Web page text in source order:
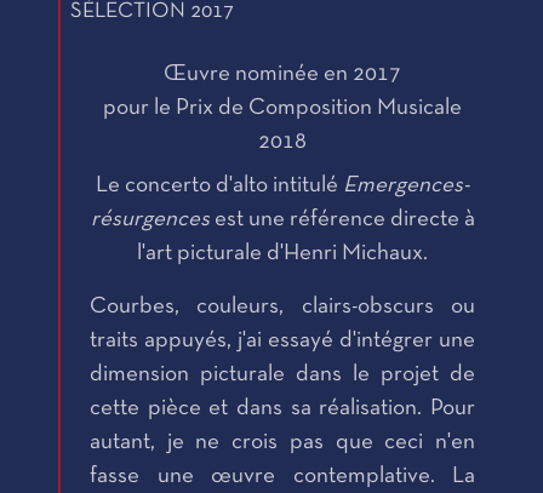
SÉLECTION 2017
Œuvre nominée en 2017
pour le Prix de Composition Musicale
2018
Le concerto d'alto intitulé Emergences-
résurgencesest une référence directe à
l'art picturale d'Henri Michaux.
Courbes, couleurs, clairs-obscurs ou
traits appuyés, j'ai essayé d'intégrer une
dimension picturale dans le projet de
cette pièce et dans sa réalisation. Pour
autant, je ne crois pas que ceci n'en
fasse une œuvre contemplative. La